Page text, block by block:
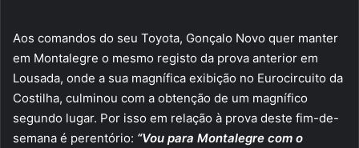
Aos comandos do seu Toyota, Gonçalo Novo quer manter
em Montalegre o mesmo registo da prova anterior em
Lousada, onde a sua magnífica exibição no Eurocircuito da
Costilha, culminou com a obtenção de um magnífico
segundo lugar. Por isso em relação à prova deste fim-de-
semana é perentório: “Vou para Montalegre com o